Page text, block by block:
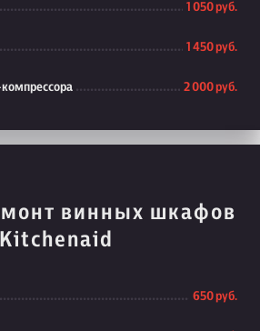
1 050 руб.
1 450 руб.
2 000 руб.
винных шкафов
Kitchenaid
650 руб.